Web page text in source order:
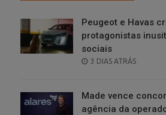
Peugeot e Havas
protagonistas
sociais
POSTED
3 DIAS ATRÁS
Made vence
agência da